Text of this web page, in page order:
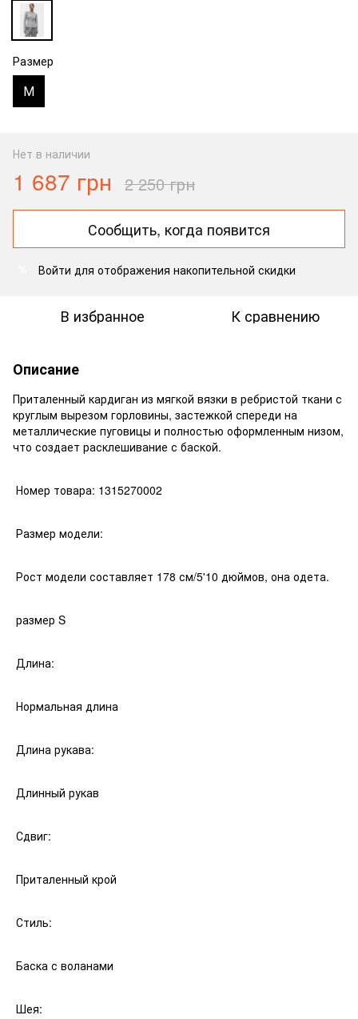
Размер
М
Нет в наличии
1 687 грн 2 250 грн
Сообщить, когда появится
Войти для отображения накопительной скидки
В избранное К сравнению
Описание
Приталенный кардиган из мягкой вязки в ребристой ткани с
круглым вырезом горловины, застежкой спереди на
металлические пуговицы и полностью оформленным низом,
что создает расклешивание с баской.
Номер товара: 1315270002
Размер модели:
Рост модели составляет 178 см/5'10 дюймов, она одета.
размер S
Длина:
Нормальная длина
Длина рукава:
Длинный рукав
Сдвиг:
Приталенный крой
Стиль:
Баска с воланами
Шея: